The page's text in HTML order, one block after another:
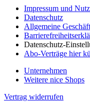
Impressum und
Datenschutz
Allgemeine
Datenschutz-
Abo-Verträge hier
Unternehmen
Weitere nice Shops
Vertrag widerrufen